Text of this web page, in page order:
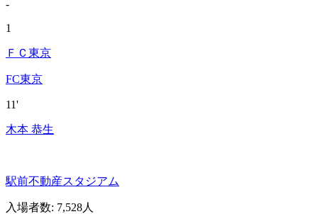
-
1
ＦＣ東京
FC東京
11'
木本 恭生
駅前不動産スタジアム
入場者数: 7,528人